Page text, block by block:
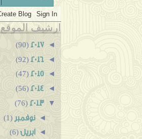
ارشيف الموقع
◄
2017
(90)
◄
2016
(92)
◄
2015
(47)
◄
2014
(56)
▼
2013
(76)
◄نوفمبر(1)
◄أبريل(6)